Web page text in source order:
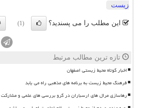
زیست
این مطلب را می پسندید؟ (1)
تازه ترین مطالب مرتبط
اخبار کوتاه محیط زیستی اصفهان
فرهنگ محیط زیست به برنامه های مذهبی راه می یابد
رهاسازی مرال های ارسباران در گرو بررسی های علمی و مشارکت